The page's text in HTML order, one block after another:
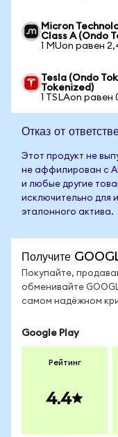
Micron
Class A (Ondo
1 MUon равен
Tesla (Ondo
Tokenized)
1 TSLAon
Отказ от
Этот продукт не
не аффилирован с
и любые другие
исключительно для
эталонного актива.
Получите
Покупайте,
обменивайте
самом надёжном
Google Play
Рейтинг
4.4